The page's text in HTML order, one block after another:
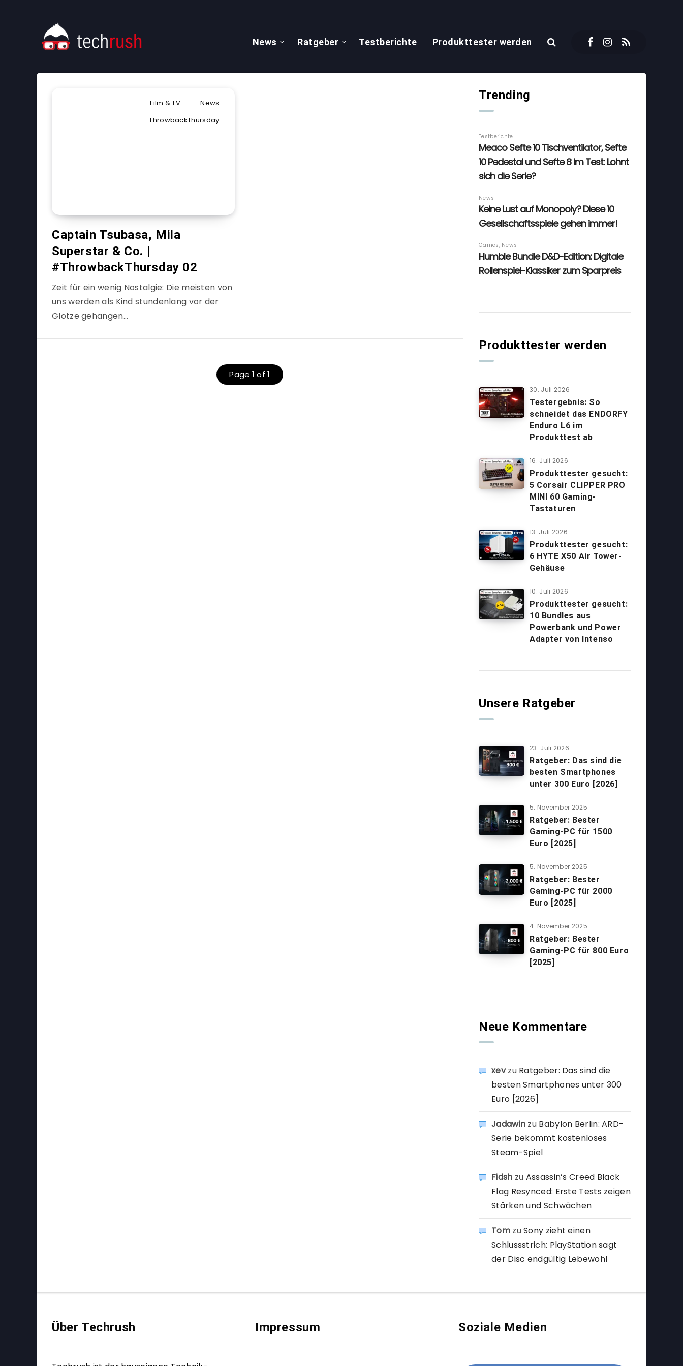
News Ratgeber Testberichte Produkttester werden
Film & TV
News
ThrowbackThursday
Captain Tsubasa, Mila
Superstar & Co. |
#ThrowbackThursday 02
Zeit für ein wenig Nostalgie: Die meisten von
uns werden als Kind stundenlang vor der
Glotze gehangen…
Page 1 of 1
Trending
Produkttester werden
30. Juli 2026
Testergebnis: So
schneidet das ENDORFY
Enduro L6 im
Produkttest ab
16. Juli 2026
Produkttester gesucht:
5 Corsair CLIPPER PRO
MINI 60 Gaming-
Tastaturen
13. Juli 2026
Produkttester gesucht:
6 HYTE X50 Air Tower-
Gehäuse
10. Juli 2026
Produkttester gesucht:
10 Bundles aus
Powerbank und Power
Adapter von Intenso
Unsere Ratgeber
23. Juli 2026
Ratgeber: Das sind die
besten Smartphones
unter 300 Euro [2026]
5. November 2025
Ratgeber: Bester
Gaming-PC für 1500
Euro [2025]
5. November 2025
Ratgeber: Bester
Gaming-PC für 2000
Euro [2025]
4. November 2025
Ratgeber: Bester
Gaming-PC für 800 Euro
[2025]
Neue Kommentare
xevzu Ratgeber: Das sind die
besten Smartphones unter 300
Euro [2026]
Jadawin zu Babylon Berlin: ARD-
Serie bekommt kostenloses
Steam-Spiel
Fidsh zu Assassin’s Creed Black
Flag Resynced: Erste Tests zeigen
Stärken und Schwächen
TomzuSony zieht einen
Schlussstrich: PlayStation sagt
der Disc endgültig Lebewohl
Über Techrush Impressum Soziale Medien